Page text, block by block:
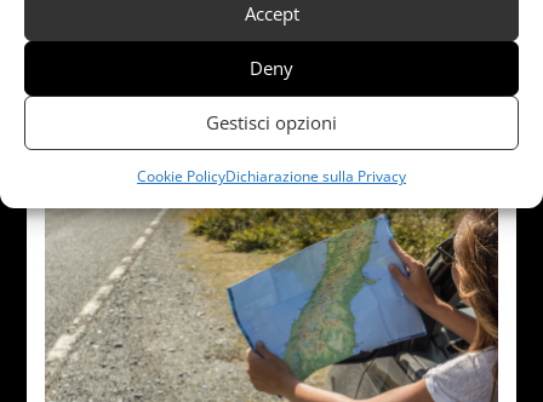
Accept
Deny
Gestisci opzioni
Cookie PolicyDichiarazione sulla Privacy